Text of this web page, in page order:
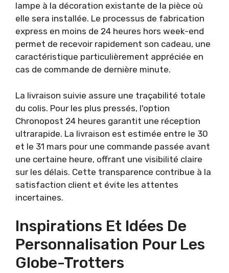
lampe à la décoration existante de la pièce où
elle sera installée. Le processus de fabrication
express en moins de 24 heures hors week-end
permet de recevoir rapidement son cadeau, une
caractéristique particulièrement appréciée en
cas de commande de dernière minute.
La livraison suivie assure une traçabilité totale
du colis. Pour les plus pressés, l'option
Chronopost 24 heures garantit une réception
ultrarapide. La livraison est estimée entre le 30
et le 31 mars pour une commande passée avant
une certaine heure, offrant une visibilité claire
sur les délais. Cette transparence contribue à la
satisfaction client et évite les attentes
incertaines.
Inspirations Et Idées De
Personnalisation Pour Les
Globe-Trotters